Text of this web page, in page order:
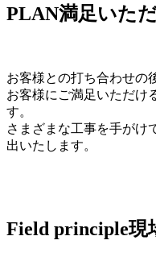
PLAN満足いた
お客様との打ち合わせの
お客様にご満足いただけ
す。
さまざまな工事を手がけ
出いたします。
Field principle現